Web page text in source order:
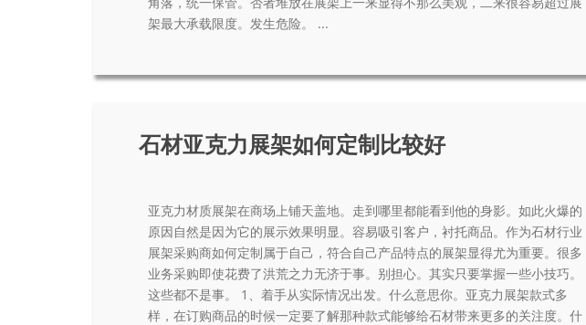
架最大承载限度。发生危险。 ...
石材亚克力展架如何定制比较好
亚克力材质展架在商场上铺天盖地。走到哪里都能看到他的身影。如此火爆的
原因自然是因为它的展示效果明显。容易吸引客户，衬托商品。作为石材行业
展架采购商如何定制属于自己，符合自己产品特点的展架显得尤为重要。很多
业务采购即使花费了洪荒之力无济于事。别担心。其实只要掌握一些小技巧。
这些都不是事。 1、着手从实际情况出发。什么意思你。亚克力展架款式多
样，在订购商品的时候一定要了解那种款式能够给石材带来更多的关注度。什